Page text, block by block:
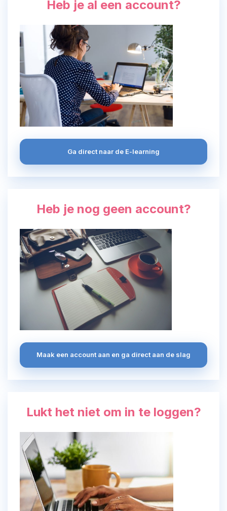
Heb je al een account?
Ga direct naar de E-learning
Heb je nog geen account?
Maak een account aan en ga direct aan de slag
Lukt het niet om in te loggen?